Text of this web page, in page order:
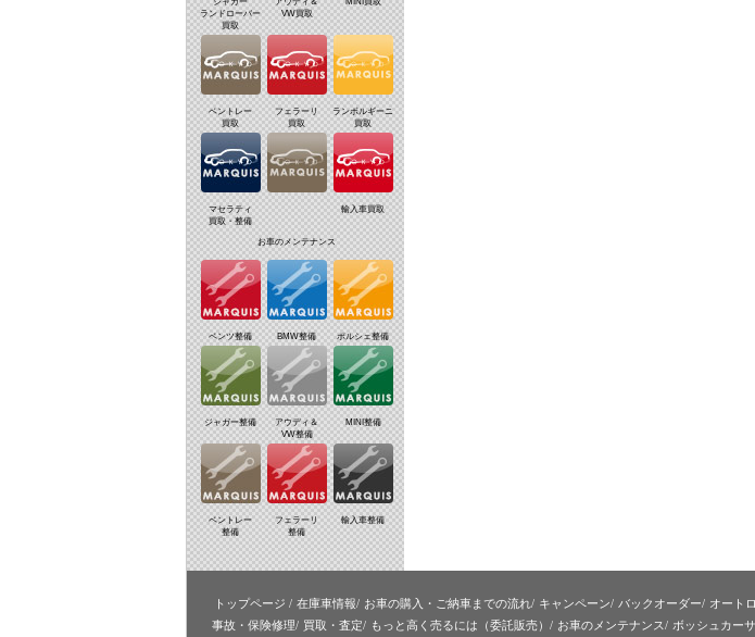
ランドローバー
買取
VW買取
ベントレー
買取
フェラーリ
買取
ランボルギーニ
買取
マセラティ
買取・整備
輸入車買取
お車のメンテナンス
ベンツ整備 BMW整備 ポルシェ整備
ジャガー整備
アウディ＆
VW整備
MINI整備
ベントレー
整備
フェラーリ
整備
輸入車整備
トップページ 在庫車情報 お車の購入・ご納車までの流れ キャンペーン バックオーダー オート
事故・保険修理
買取・査定 もっと高く売るには（委託販売） お車のメンテナンス ボッシュカー